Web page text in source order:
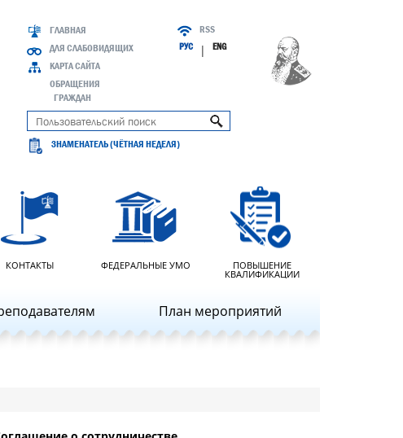
ГЛАВНАЯ
ДЛЯ СЛАБОВИДЯЩИХ
КАРТА САЙТА
ОБРАЩЕНИЯ
ГРАЖДАН
RSS
РУС | ENG
ЗНАМЕНАТЕЛЬ (ЧЁТНАЯ НЕДЕЛЯ)
КОНТАКТЫ ФЕДЕРАЛЬНЫЕ УМО ПОВЫШЕНИЕ
КВАЛИФИКАЦИИ
План мероприятий